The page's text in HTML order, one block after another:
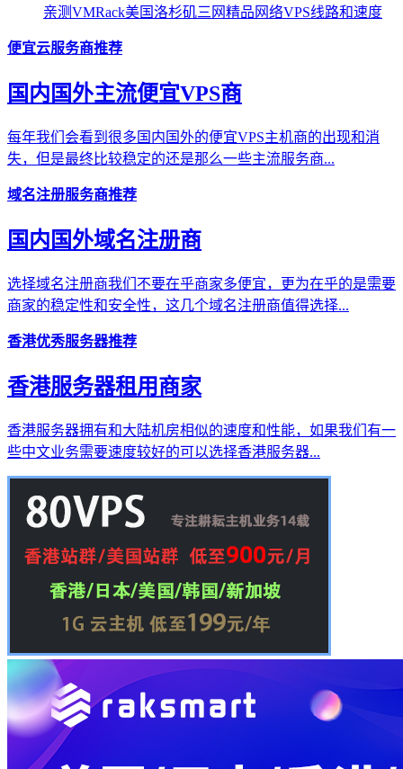
亲测VMRack美国洛杉矶三网精品网络VPS线路和速度
便宜云服务商推荐
国内国外主流便宜VPS商
每年我们会看到很多国内国外的便宜VPS主机商的出现和消
失，但是最终比较稳定的还是那么一些主流服务商...
域名注册服务商推荐
国内国外域名注册商
选择域名注册商我们不要在乎商家多便宜，更为在乎的是需要
商家的稳定性和安全性，这几个域名注册商值得选择...
香港优秀服务器推荐
香港服务器租用商家
香港服务器拥有和大陆机房相似的速度和性能，如果我们有一
些中文业务需要速度较好的可以选择香港服务器...